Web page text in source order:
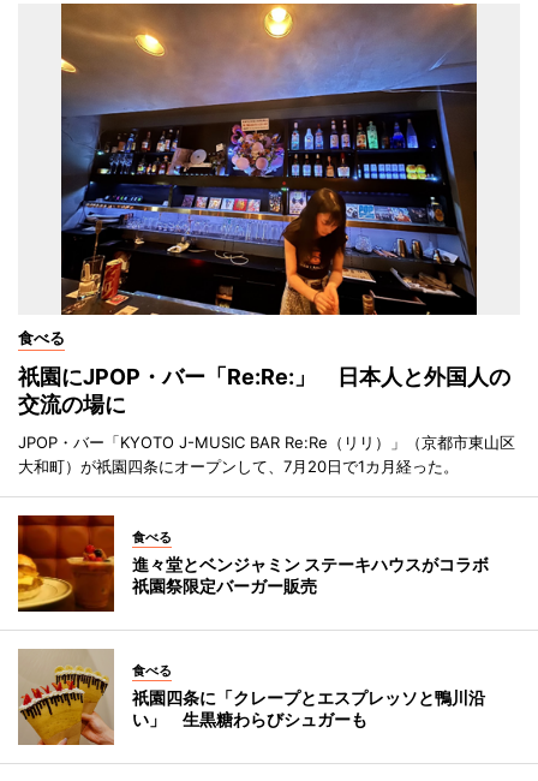
食べる
祇園にJPOP・バー「Re:Re:」 日本人と外国人の
交流の場に
JPOP・バー「KYOTO J-MUSIC BAR Re:Re（リリ）」（京都市東山区
大和町）が祇園四条にオープンして、7月20日で1カ月経った。
食べる
進々堂とベンジャミン ステーキハウスがコラボ
祇園祭限定バーガー販売
食べる
祇園四条に「クレープとエスプレッソと鴨川沿
い」 生黒糖わらびシュガーも